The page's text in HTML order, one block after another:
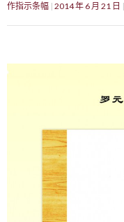
作指示条幅 2014 年 6 月 21 日